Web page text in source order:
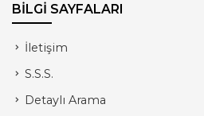
BİLGİ SAYFALARI
İletişim
S.S.S.
Detaylı Arama